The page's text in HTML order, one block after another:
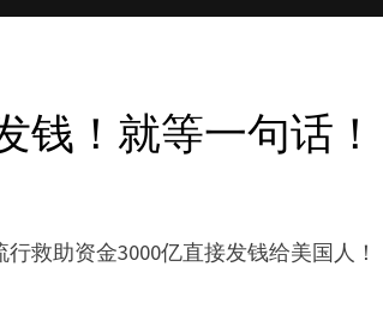
钱！就等一句话！
救助资金3000亿直接发钱给美国人！